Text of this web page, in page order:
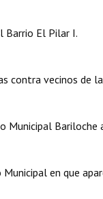
Barrio El Pilar I.
contra vecinos de
Municipal Bariloche
en que